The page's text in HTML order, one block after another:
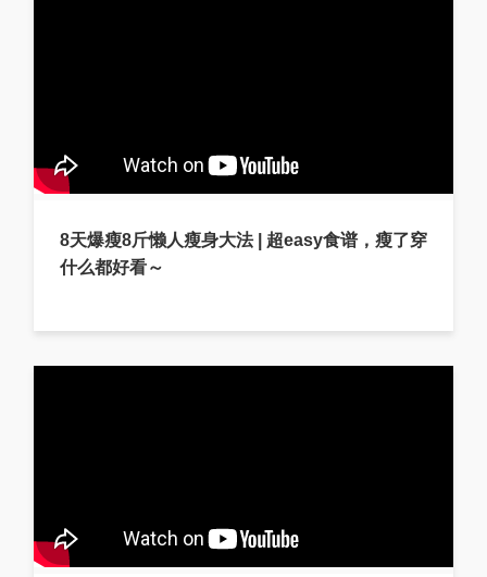
8天爆瘦8斤懒人瘦身大法 | 超easy食谱，瘦了穿
什么都好看～